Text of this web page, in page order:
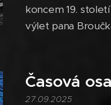
koncem 19.
výlet pana
Časová
27.09.2025